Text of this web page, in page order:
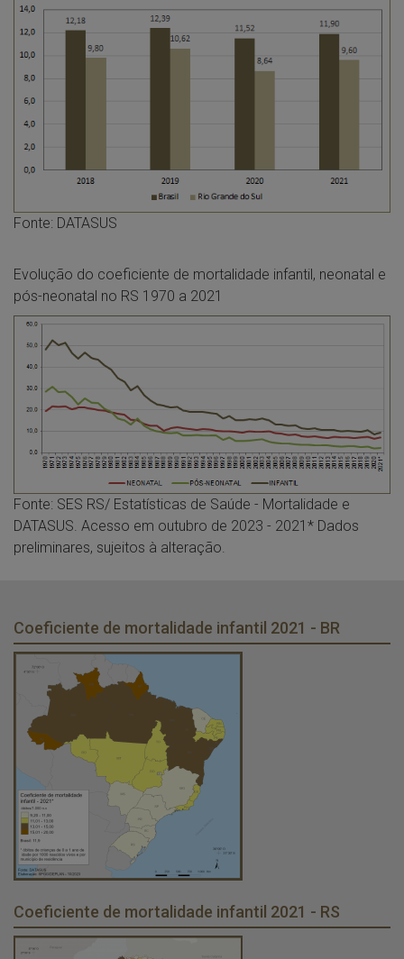
Fonte: DATASUS
Evolução do coeficiente de mortalidade infantil, neonatal e
pós-neonatal no RS 1970 a 2021
Fonte: SES RS/ Estatísticas de Saúde - Mortalidade e
DATASUS. Acesso em outubro de 2023 - 2021* Dados
preliminares, sujeitos à alteração.
Coeficiente de mortalidade infantil 2021 - BR
Coeficiente de mortalidade infantil 2021 - RS